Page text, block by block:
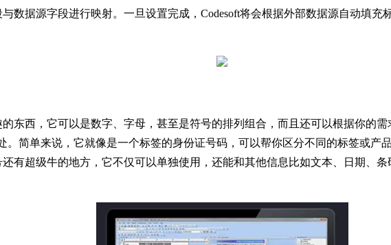
数据源字段进行映射。一旦设置完成，Codesoft将会根据外部数据源自动填
东西，它可以是数字、字母，甚至是符号的排列组合，而且还可以根据你的
简单来说，它就像是一个标签的身份证号码，可以帮你区分不同的标签或产
有超级牛的地方，它不仅可以单独使用，还能和其他信息比如文本、日期、